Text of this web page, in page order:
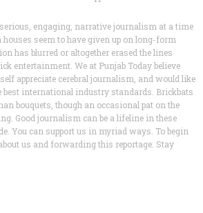
engaging, narrative journalism at a time
seem to have given up on long-form
has blurred or altogether erased the lines
entertainment. We at Punjab Today believe
appreciate cerebral journalism, and would like
best international industry standards. Brickbats
bouquets, though an occasional pat on the
Good journalism can be a lifeline in these
You can support us in myriad ways. To begin
us and forwarding this reportage. Stay